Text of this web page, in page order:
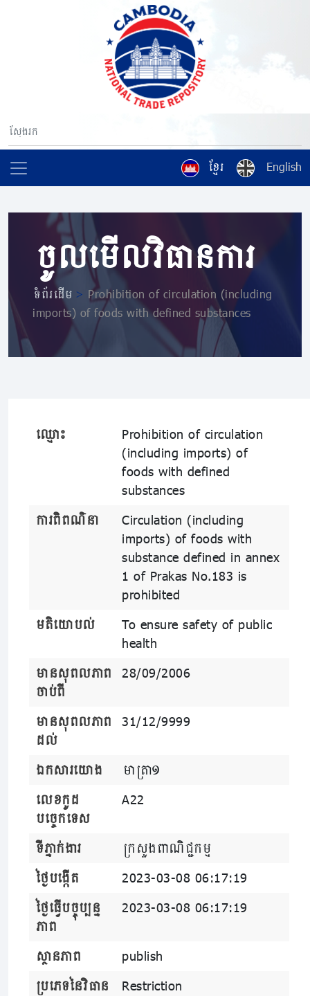
ខ្មែរ English
ចូលមើលវិធានការ
ទំព័រដើម> Prohibition of circulation (including
imports) of foods with defined substances
ឈ្មោះ
Prohibition of circulation
(including imports) of
foods with defined
substances
ការពិពណ៌នា
Circulation (including
imports) of foods with
substance defined in annex
1 of Prakas No.183 is
prohibited
មតិយោបល់
To ensure safety of public
health
មានសុពលភាព
ចាប់ពី
28/09/2006
មានសុពលភាព
ដល់
31/12/9999
ឯកសារយោង
មាត្រា១
លេខកូដ
បច្ចេកទេស
A22
ទីភ្នាក់ងារ
ក្រសួងពាណិជ្ជកម្ម
ថ្ងៃបង្កើត
2023-03-08 06:17:19
ថ្ងៃធ្វើបច្ចុប្បន្ន
ភាព
2023-03-08 06:17:19
ស្ថានភាព
publish
ប្រភេទនៃវិធាន
Restriction